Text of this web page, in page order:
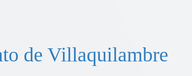
de Villaquilambre